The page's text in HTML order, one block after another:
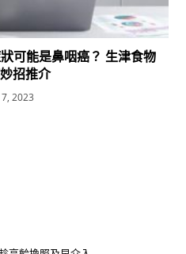
可能是鼻咽癌？ 生津食物
招推介
7, 2023